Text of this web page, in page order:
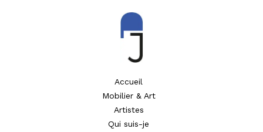
Accueil
Mobilier & Art
Artistes
Qui suis-je